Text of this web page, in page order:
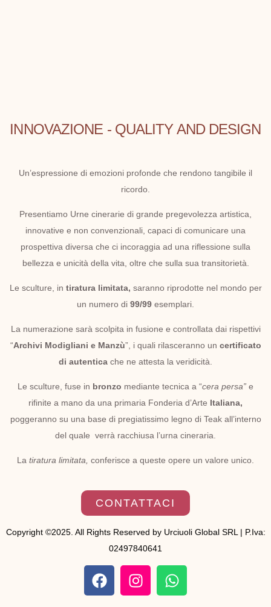
INNOVAZIONE - QUALITY AND DESIGN
Un’espressione di emozioni profonde che rendono tangibile il
ricordo.
Presentiamo Urne cinerarie di grande pregevolezza artistica,
innovative e non convenzionali, capaci di comunicare una
prospettiva diversa che ci incoraggia ad una riflessione sulla
bellezza e unicità della vita, oltre che sulla sua transitorietà.
Le sculture, in tiratura limitata, saranno riprodotte nel mondo per
un numero di 99/99 esemplari.
La numerazione sarà scolpita in fusione e controllata dai rispettivi
“Archivi Modigliani e Manzù”, i quali rilasceranno un certificato
di autentica che ne attesta la veridicità.
Le sculture, fuse in bronzo mediante tecnica a “cera persa” e
rifinite a mano da una primaria Fonderia d’Arte Italiana,
poggeranno su una base di pregiatissimo legno di Teak all’interno
del quale verrà racchiusa l’urna cineraria.
La tiratura limitata, conferisce a queste opere un valore unico.
CONTATTACI
Copyright ©2025. All Rights Reserved by Urciuoli Global SRL | P.Iva:
02497840641